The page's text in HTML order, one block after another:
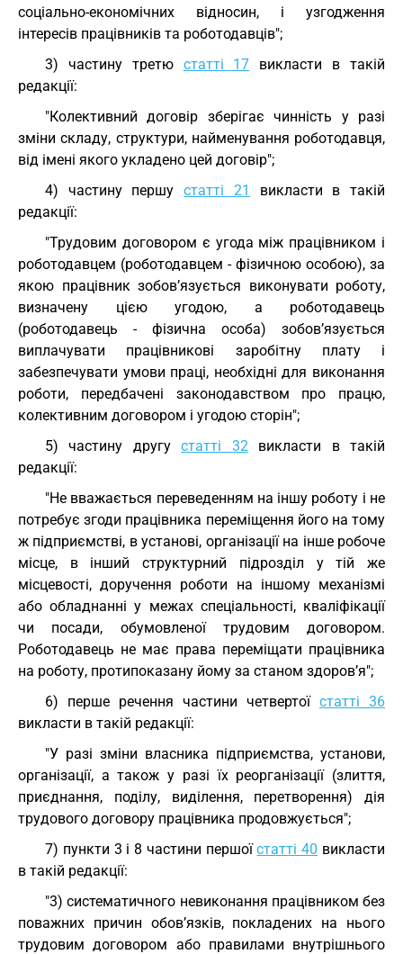
соціально-економічних відносин, і узгодження
інтересів працівників та роботодавців";
3) частину третю статті 17 викласти в такій
редакції:
"Колективний договір зберігає чинність у разі
зміни складу, структури, найменування роботодавця,
від імені якого укладено цей договір";
4) частину першустатті 21
викласти в такій
редакції:
"Трудовим договором є угода між працівником і
роботодавцем (роботодавцем - фізичною особою), за
якою працівник зобов’язується виконувати роботу,
визначену цією угодою, а роботодавець
(роботодавець - фізична особа) зобов’язується
виплачувати працівникові заробітну плату і
забезпечувати умови праці, необхідні для виконання
роботи, передбачені законодавством про працю,
колективним договором і угодою сторін";
5) частину другустатті 32викласти в такій
редакції:
"Не вважається переведенням на іншу роботу і не
потребує згоди працівника переміщення його на тому
ж підприємстві, в установі, організації на інше робоче
місце, в інший структурний підрозділ у тій же
місцевості, доручення роботи на іншому механізмі
або обладнанні у межах спеціальності, кваліфікації
чи посади, обумовленої трудовим договором.
Роботодавець не має права переміщати працівника
на роботу, протипоказану йому за станом здоров’я";
6) перше речення частини четвертої статті 36
викласти в такій редакції:
"У разі зміни власника підприємства, установи,
організації, а також у разі їх реорганізації (злиття,
приєднання, поділу, виділення, перетворення) дія
трудового договору працівника продовжується";
7) пункти 3 і 8 частини першоїстатті 40 викласти
в такій редакції:
"3) систематичного невиконання працівником без
поважних причин обов’язків, покладених на нього
трудовим договором або правилами внутрішнього